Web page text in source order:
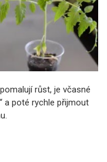
růst, je včasné
a poté rychle přijmout